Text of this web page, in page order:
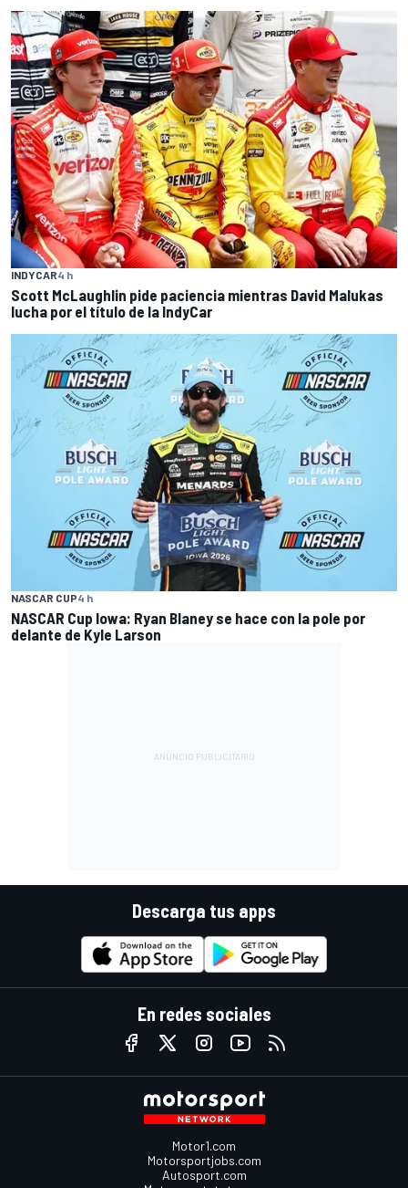
INDYCAR4 h
Scott McLaughlin pide paciencia mientras David Malukas
lucha por el título de la IndyCar
NASCAR CUP4 h
NASCAR Cup Iowa: Ryan Blaney se hace con la pole por
delante de Kyle Larson
Descarga tus apps
En redes sociales
Motor1.com
Motorsportjobs.com
Autosport.com